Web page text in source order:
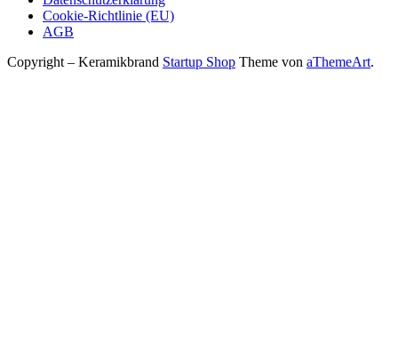
Cookie-Richtlinie (EU)
AGB
Copyright – Keramikbrand Startup Shop Theme von aThemeArt.